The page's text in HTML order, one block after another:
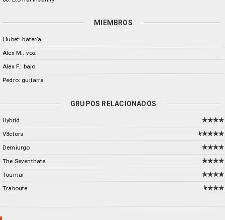
MIEMBROS
Llubet: batería
Alex M.: voz
Alex F.: bajo
Pedro: guitarra
GRUPOS RELACIONADOS
Hybrid
V3ctors
Demiurgo
The Seventhate
Toumai
Traboute